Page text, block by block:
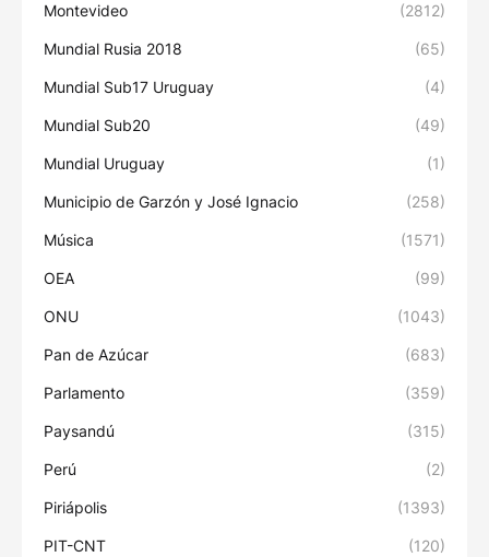
Montevideo (2812)
Mundial Rusia 2018 (65)
Mundial Sub17 Uruguay (4)
Mundial Sub20 (49)
Mundial Uruguay (1)
Municipio de Garzón y José Ignacio (258)
Música (1571)
OEA (99)
ONU (1043)
Pan de Azúcar (683)
Parlamento (359)
Paysandú (315)
Perú (2)
Piriápolis (1393)
PIT-CNT (120)